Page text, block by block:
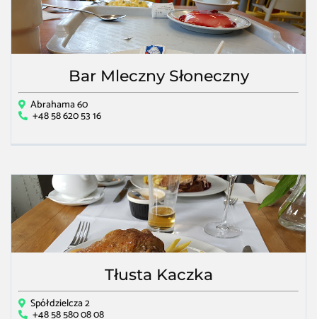
Bar Mleczny Słoneczny
Abrahama 60
+48 58 620 53 16
Tłusta Kaczka
Spółdzielcza 2
+48 58 580 08 08